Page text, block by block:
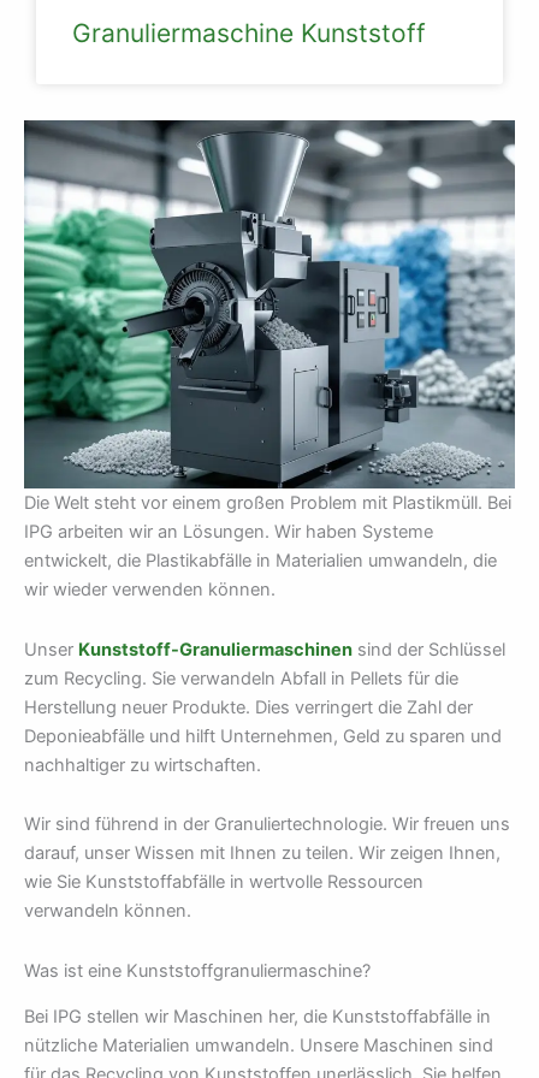
Granuliermaschine Kunststoff
Die Welt steht vor einem großen Problem mit Plastikmüll. Bei
IPG arbeiten wir an Lösungen. Wir haben Systeme
entwickelt, die Plastikabfälle in Materialien umwandeln, die
wir wieder verwenden können.
Unser Kunststoff-Granuliermaschinen sind der Schlüssel
zum Recycling. Sie verwandeln Abfall in Pellets für die
Herstellung neuer Produkte. Dies verringert die Zahl der
Deponieabfälle und hilft Unternehmen, Geld zu sparen und
nachhaltiger zu wirtschaften.
Wir sind führend in der Granuliertechnologie. Wir freuen uns
darauf, unser Wissen mit Ihnen zu teilen. Wir zeigen Ihnen,
wie Sie Kunststoffabfälle in wertvolle Ressourcen
verwandeln können.
Was ist eine Kunststoffgranuliermaschine?
Bei IPG stellen wir Maschinen her, die Kunststoffabfälle in
nützliche Materialien umwandeln. Unsere Maschinen sind